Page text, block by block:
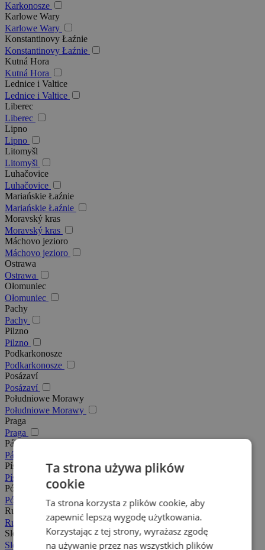
Karkonosze
Karlowe Wary
Karlowe Wary
Konstantinovy Łaźnie
Konstantinovy Łaźnie
Kutná Hora
Kutná Hora
Lednice i Valtice
Lednice i Valtice
Liberec
Liberec
Lipno
Lipno
Litomyšl
Litomyšl
Luhačovice
Luhačovice
Mariańskie Łaźnie
Mariańskie Łaźnie
Moravský kras
Moravský kras
Máchovo jezioro
Máchovo jezioro
Ostrawa
Ostrawa
Ołomuniec
Ołomuniec
Pachy
Pachy
Pilzno
Pilzno
Podkarkonosze
Podkarkonosze
Posázaví
Posázaví
Południowe Morawy
Południowe Morawy
Praga
Praga
Pálava
Pálava
Písek
Písek
Północne Morawy
Północne Morawy
Rudawy
Rudawy
Slovácko
Slovácko
Ta strona używa plików
cookie
Ta strona korzysta z plików cookie, aby
zapewnić lepszą wygodę użytkowania.
Korzystając z tej strony, wyrażasz zgodę
na używanie przez nas wszystkich plików